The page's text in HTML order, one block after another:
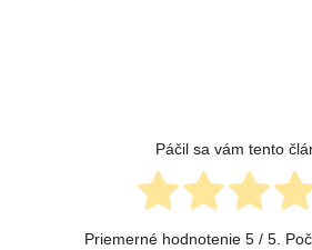
Páčil sa vám tento
Priemerné hodnotenie 5/ 5.